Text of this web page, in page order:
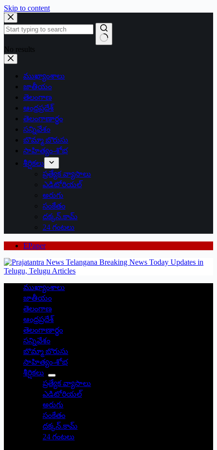
Skip to content
No results
ముఖ్యాంశాలు
జాతీయం
తెలంగాణ
ఆంధ్రప్రదేశ్
తెలంగాణార్థం
సన్నివేశం
బొమ్మా బొరుసు
సాహిత్యం-శోభ
శీర్షికలు
ప్రత్యేక వ్యాసాలు
ఎడిటోరియల్
అరుగు
సంకేతం
దక్కన్.కామ్
24 గంటలు
EPaper
ముఖ్యాంశాలు
జాతీయం
తెలంగాణ
ఆంధ్రప్రదేశ్
తెలంగాణార్థం
సన్నివేశం
బొమ్మా బొరుసు
సాహిత్యం-శోభ
శీర్షికలు
ప్రత్యేక వ్యాసాలు
ఎడిటోరియల్
అరుగు
సంకేతం
దక్కన్.కామ్
24 గంటలు